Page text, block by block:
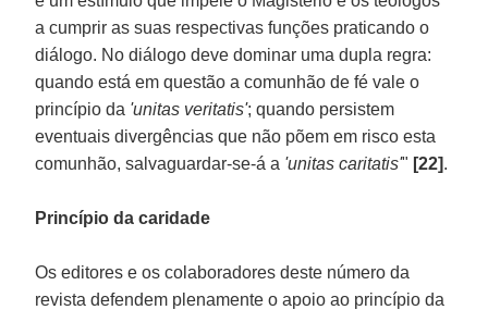
a cumprir as suas respectivas funções praticando o
diálogo. No diálogo deve dominar uma dupla regra:
quando está em questão a comunhão de fé vale o
princípio da 'unitas veritatis'; quando persistem
eventuais divergências que não põem em risco esta
comunhão, salvaguardar-se-á a 'unitas caritatis'" [22].
Princípio da caridade
Os editores e os colaboradores deste número da
revista defendem plenamente o apoio ao princípio da